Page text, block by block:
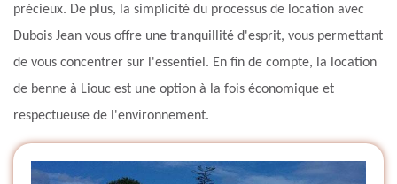
précieux. De plus, la simplicité du processus de location avec
Dubois Jean vous offre une tranquillité d'esprit, vous permettant
de vous concentrer sur l'essentiel. En fin de compte, la location
de benne à Liouc est une option à la fois économique et
respectueuse de l'environnement.